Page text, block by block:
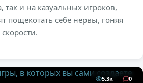
так и на казуальных игроков,
пощекотать себе нервы, гоняя
5,3к 0